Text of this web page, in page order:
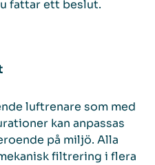
fattar ett beslut.
luftrenare som med
kan anpassas
på miljö. Alla
filtrering i flera